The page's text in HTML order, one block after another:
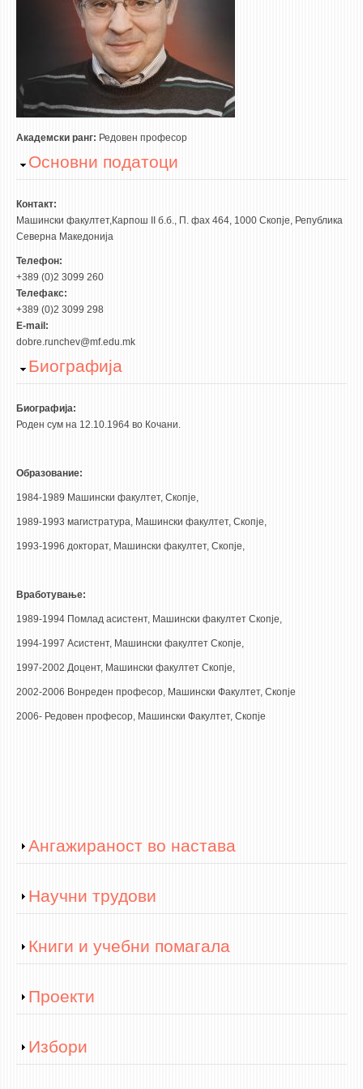
WATERBRIDGING
ENERGET
AIR QUALITY MODELLING
АКТИ
АКТИ
АНКЕТИ И САМОЕВАЛУАЦИИ
ЗАВРШНИ СМЕТКИ
ТЕЛЕФОНСКИ ИМЕНИК
ALUMNI MFS
ИЗВЕСТУВАЊА
НАСТАВЕН КАДАР
ВОНРЕДНИ ПРОФ.
АСИСТЕНТИ
ЛЕКТОРИ
ЛАБОРАНТИ
ПЕНЗИОНИРАН КАДАР
СТУДИИ
I ЦИКЛУС - ДОДИПЛОМСКИ
II ЦИКЛУС - ПОСЛЕДИПЛОМСКИ
III ЦИКЛУС - ДОКТОРСКИ
СТУДЕНТСКА СЛУЖБА
ДА ВИНЧИ МАГАЗИН
ПРАКСИ
Академски ранг: Редовeн професор
Hide
Основни податоци
Контакт:
Машински факултет,Карпош II б.б., П. фах 464, 1000 Скопје, Република
Северна Македонија
Телефон:
+389 (0)2 3099 260
Телефакс:
+389 (0)2 3099 298
E-mail:
dobre.runchev@mf.edu.mk
Hide
Биографија
Биографија:
Роден сум на 12.10.1964 во Кочани.
Образование:
1984-1989 Машински факултет, Скопје,
1989-1993 магистратура, Машински факултет, Скопје,
1993-1996 докторат, Машински факултет, Скопје,
Вработување:
1989-1994 Помлад асистент, Машински факултет Скопје,
1994-1997 Асистент, Машински факултет Скопје,
1997-2002 Доцент, Машински факултет Скопје,
2002-2006 Вонреден професор, Машински Факултет, Скопје
2006- Редовен професор, Машински Факултет, Скопје
Show
Ангажираност во настава
Show
Научни трудови
Show
Книги и учебни помагала
Show
Проекти
Show
Избори